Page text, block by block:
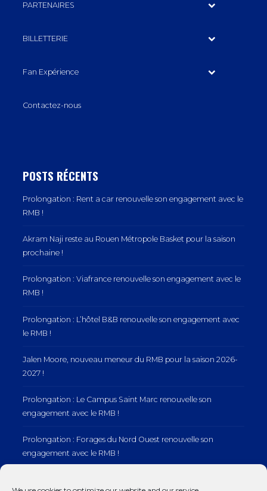
PARTENAIRES
BILLETTERIE
Fan Expérience
Contactez-nous
POSTS RÉCENTS
Prolongation : Rent a car renouvelle son engagement avec le
RMB !
Akram Naji reste au Rouen Métropole Basket pour la saison
prochaine !
Prolongation : Viafrance renouvelle son engagement avec le
RMB !
Prolongation : L’hôtel B&B renouvelle son engagement avec
le RMB !
Jalen Moore, nouveau meneur du RMB pour la saison 2026-
2027 !
Prolongation : Le Campus Saint Marc renouvelle son
engagement avec le RMB !
Prolongation : Forages du Nord Ouest renouvelle son
engagement avec le RMB !